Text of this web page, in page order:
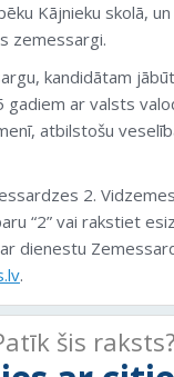
Kājnieku skolā,
zemessargi.
kandidātam
gadiem ar valsts
atbilstošu
2.
“2” vai rakstiet
dienestu
.
šis raksts?